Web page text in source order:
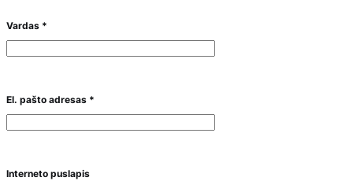
Vardas *
El. pašto adresas *
Interneto puslapis